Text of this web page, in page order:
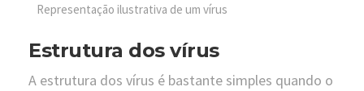
Representação ilustrativa de um vírus
Estrutura dos vírus
A estrutura dos vírus é bastante simples quando o